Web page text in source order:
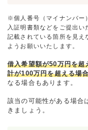
※個人番号（マイナンバー
入証明書類などをご提出
記載されている箇所を見え
ようお願いいたします。
借入希望額が50万円を超
計が100万円を超える場
なる場合もあります。
該当の可能性がある場合
きましょう。